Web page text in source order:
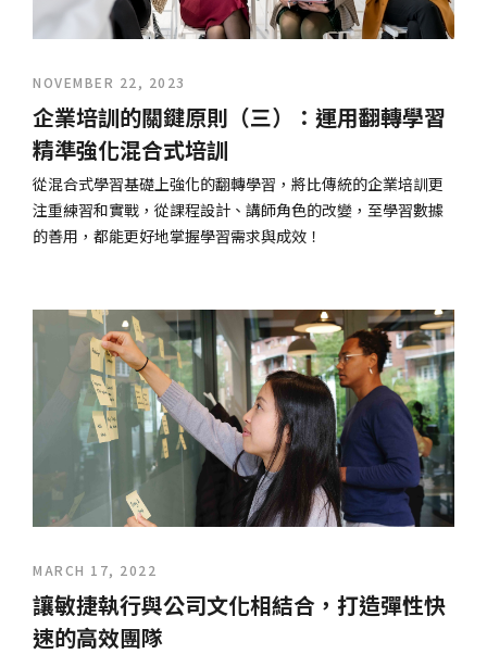
NOVEMBER 22, 2023
企業培訓的關鍵原則（三）：運用翻轉學習
精準強化混合式培訓
從混合式學習基礎上強化的翻轉學習，將比傳統的企業培訓更
注重練習和實戰，從課程設計、講師角色的改變，至學習數據
的善用，都能更好地掌握學習需求與成效！
MARCH 17, 2022
讓敏捷執行與公司文化相結合，打造彈性快
速的高效團隊